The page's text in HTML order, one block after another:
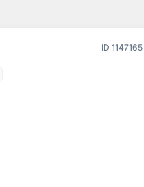
ID 1147165